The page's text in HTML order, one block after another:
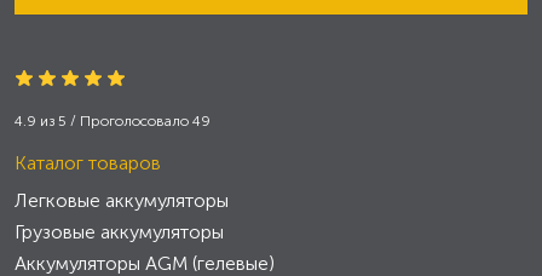
4.9 из 5 / Проголосовало 49
Каталог товаров
Легковые аккумуляторы
Грузовые аккумуляторы
Аккумуляторы AGM (гелевые)